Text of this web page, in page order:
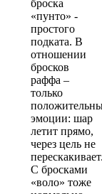
броска
«пунто» -
простого
подката. В
отношении
бросков
раффа –
только
эмоции: шар
летит прямо,
через цель не
С бросками
«воло» тоже